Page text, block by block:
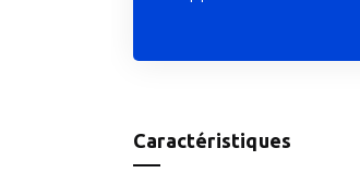
Caractéristiques